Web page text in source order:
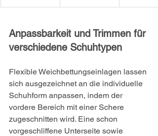
Anpassbarkeit und Trimmen für
verschiedene Schuhtypen
Flexible Weichbettungseinlagen lassen
sich ausgezeichnet an die individuelle
Schuhform anpassen, indem der
vordere Bereich mit einer Schere
zugeschnitten wird. Eine schon
vorgeschliffene Unterseite sowie